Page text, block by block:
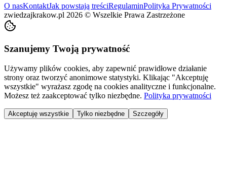
O nasKontaktJak powstają treściRegulaminPolityka Prywatności
zwiedzajkrakow.pl 2026 © Wszelkie Prawa Zastrzeżone
Szanujemy Twoją prywatność
Używamy plików cookies, aby zapewnić prawidłowe działanie
strony oraz tworzyć anonimowe statystyki. Klikając "Akceptuję
wszystkie" wyrażasz zgodę na cookies analityczne i funkcjonalne.
Możesz też zaakceptować tylko niezbędne. Polityka prywatności
Akceptuję wszystkie Tylko niezbędne Szczegóły